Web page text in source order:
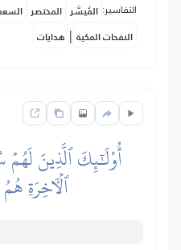
التفاسير: المُيسَّر المختصر
النفحات المكية | هدايات
أُوْلَٰٓئِكَ ٱلَّذِينَ
ٱلۡأٓخِرَةِ